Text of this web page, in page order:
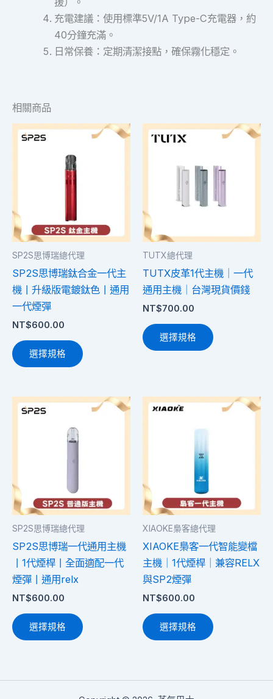
充電建議：使用標準5V/1A Type-C充電器，約
40分鐘充滿。
日常保養：定期清潔接點，確保霧化穩定。
相關商品
SP2S思博瑞總代理
SP2S思博瑞鈦合金一代主
機丨升級版電鍍鈦色丨通用
一代煙彈
NT$600.00
選擇規格
此
款
式。
可
在
產
選
選
項
TUTX總代理
TUTX皮革1代主機｜一代
通用主機｜台灣現貨價錢
NT$700.00
選擇規格
此
品
有
多
式。
在
產
面
選
項
SP2S思博瑞總代理
SP2S思博瑞一代通用主機
丨1代煙桿丨全面適配一代
煙彈丨通用relx
NT$600.00
選擇規格
此
款
式。
可
在
產
選
項
XIAOKE梟客總代理
XIAOKE梟客一代智能變檔
主機｜1代煙桿｜兼容RELX
與SP2煙彈
NT$600.00
選擇規格
此
款
式。
可
在
產
選
項